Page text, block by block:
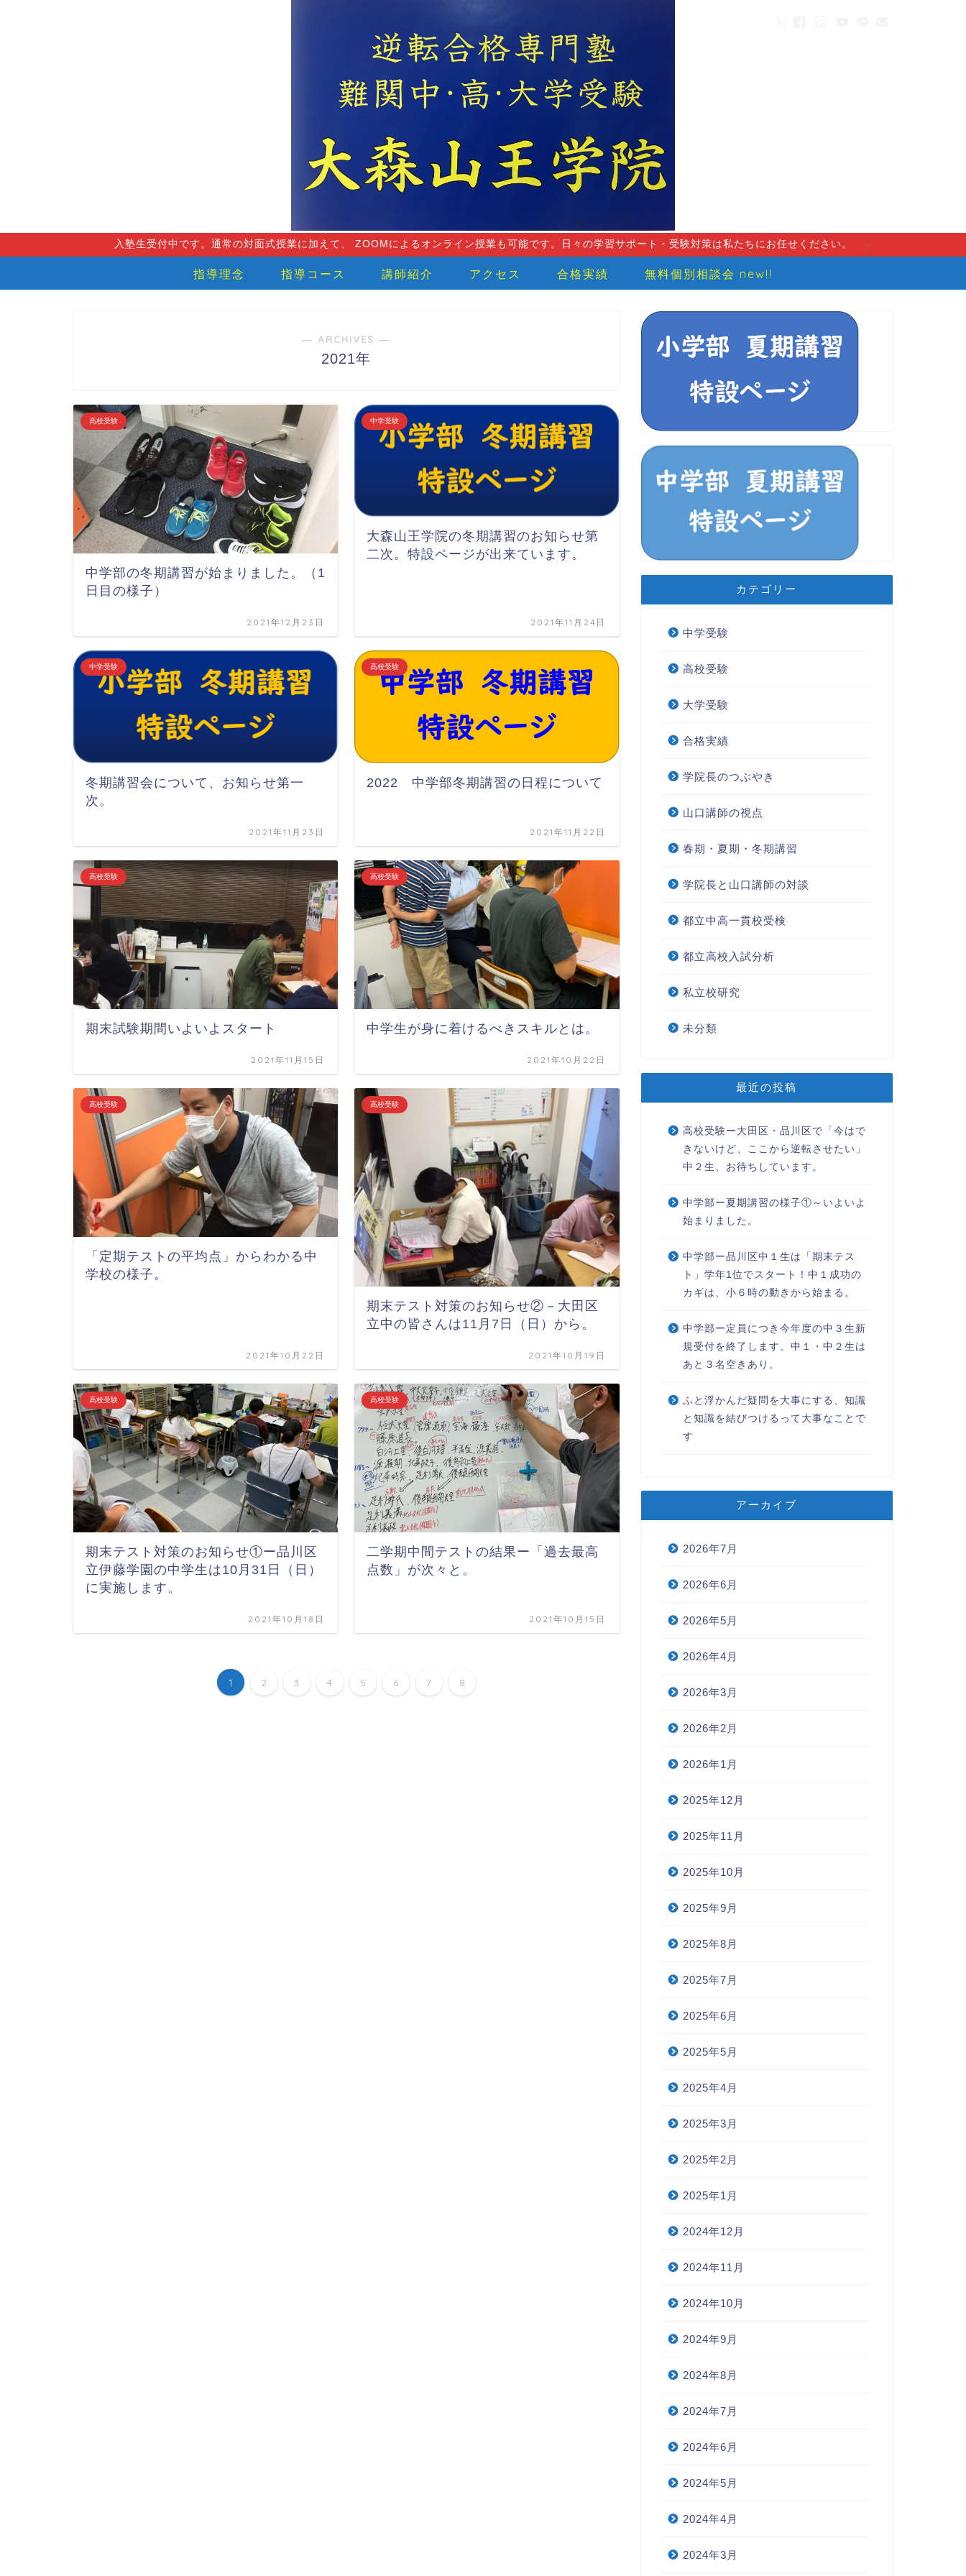
入塾生受付中です。通常の対面式授業に加えて、 ZOOMによるオンライン授業も可能です。日々の学習サポート・受験対策は私たちにお任せください。
指導理念 指導コース 講師紹介 アクセス 合格実績 無料個別相談会 new!!
― ARCHIVES ―
2021年
高校受験
中学部の冬期講習が始まりました。（1
日目の様子）
2021年12月23日
中学受験
大森山王学院の冬期講習のお知らせ第
二次。特設ページが出来ています。
2021年11月24日
中学受験
冬期講習会について、お知らせ第一
次。
2021年11月23日
高校受験
2022 中学部冬期講習の日程について
2021年11月22日
高校受験
期末試験期間いよいよスタート
2021年11月15日
高校受験
中学生が身に着けるべきスキルとは。
2021年10月22日
高校受験
「定期テストの平均点」からわかる中
学校の様子。
2021年10月22日
高校受験
期末テスト対策のお知らせ②－大田区
立中の皆さんは11月7日（日）から。
2021年10月19日
高校受験
期末テスト対策のお知らせ①ー品川区
立伊藤学園の中学生は10月31日（日）
に実施します。
2021年10月18日
高校受験
二学期中間テストの結果ー「過去最高
点数」が次々と。
2021年10月15日
1 2 3 4 5 6 7 8
カテゴリー
中学受験
高校受験
大学受験
合格実績
学院長のつぶやき
山口講師の視点
春期・夏期・冬期講習
学院長と山口講師の対談
都立中高一貫校受検
都立高校入試分析
私立校研究
未分類
最近の投稿
高校受験ー大田区・品川区で「今はで
きないけど、ここから逆転させたい」
中２生、お待ちしています。
中学部ー夏期講習の様子①～いよいよ
始まりました。
中学部ー品川区中１生は「期末テス
ト」学年1位でスタート！中１成功の
カギは、小６時の動きから始まる。
中学部ー定員につき今年度の中３生新
規受付を終了します。中１・中２生は
あと３名空きあり。
ふと浮かんだ疑問を大事にする、知識
と知識を結びつけるって大事なことで
す
アーカイブ
2026年7月
2026年6月
2026年5月
2026年4月
2026年3月
2026年2月
2026年1月
2025年12月
2025年11月
2025年10月
2025年9月
2025年8月
2025年7月
2025年6月
2025年5月
2025年4月
2025年3月
2025年2月
2025年1月
2024年12月
2024年11月
2024年10月
2024年9月
2024年8月
2024年7月
2024年6月
2024年5月
2024年4月
2024年3月